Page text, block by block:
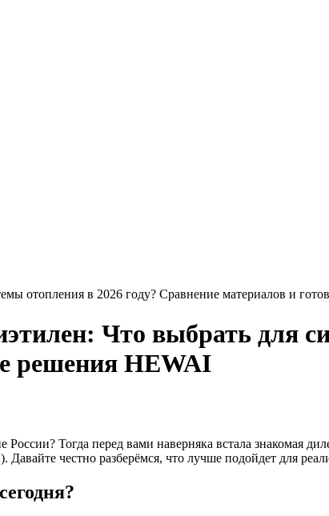
отопления в 2026 году? Сравнение материалов и
Что выбрать для
решения HEWAI
Тогда перед вами наверняка встала знакомая
честно разберёмся, что лучше подойдет для
сегодня?